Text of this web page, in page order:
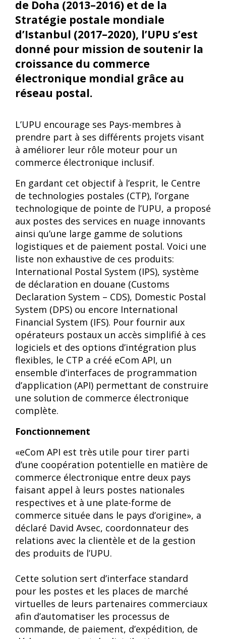
de Doha (2013–2016) et de la
Stratégie postale mondiale
d’Istanbul (2017–2020), l’UPU s’est
donné pour mission de soutenir la
croissance du commerce
électronique mondial grâce au
réseau postal.
L’UPU encourage ses Pays-membres à
prendre part à ses différents projets visant
à améliorer leur rôle moteur pour un
commerce électronique inclusif.
En gardant cet objectif à l’esprit, le Centre
de technologies postales (CTP), l’organe
technologique de pointe de l’UPU, a proposé
aux postes des services en nuage innovants
ainsi qu’une large gamme de solutions
logistiques et de paiement postal. Voici une
liste non exhaustive de ces produits:
International Postal System (IPS), système
de déclaration en douane (Customs
Declaration System – CDS), Domestic Postal
System (DPS) ou encore International
Financial System (IFS). Pour fournir aux
opérateurs postaux un accès simplifié à ces
logiciels et des options d’intégration plus
flexibles, le CTP a créé eCom API, un
ensemble d’interfaces de programmation
d’application (API) permettant de construire
une solution de commerce électronique
complète.
Fonctionnement
«eCom API est très utile pour tirer parti
d’une coopération potentielle en matière de
commerce électronique entre deux pays
faisant appel à leurs postes nationales
respectives et à une plate-forme de
commerce située dans le pays d’origine», a
déclaré David Avsec, coordonnateur des
relations avec la clientèle et de la gestion
des produits de l’UPU.
Cette solution sert d’interface standard
pour les postes et les places de marché
virtuelles de leurs partenaires commerciaux
afin d’automatiser les processus de
commande, de paiement, d’expédition, de